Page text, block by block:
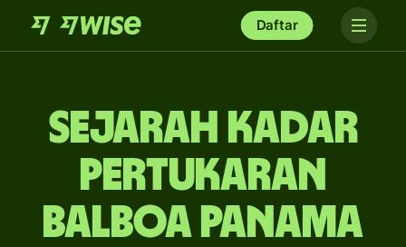
Daftar
Sejarah Kadar
Pertukaran
balboa Panama